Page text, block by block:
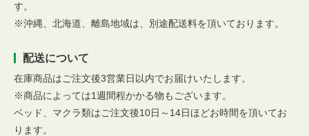
す。
※沖縄、北海道、離島地域は、別途配送料を頂いております。
配送について
在庫商品はご注文後3営業日以内でお届けいたします。
※商品によっては1週間程かかる物もございます。
ベッド、マクラ類はご注文後10日～14日ほどお時間を頂いてお
ります。